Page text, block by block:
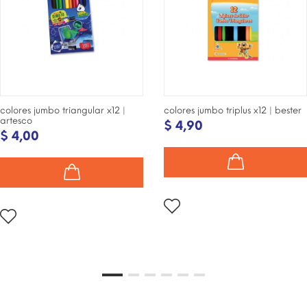
colores jumbo triangular x12 |
artesco
$ 4,00
colores jumbo triplus x12 | bester
$ 4,90